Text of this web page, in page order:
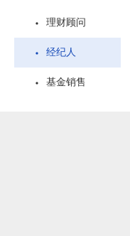
理财顾问
经纪人
基金销售